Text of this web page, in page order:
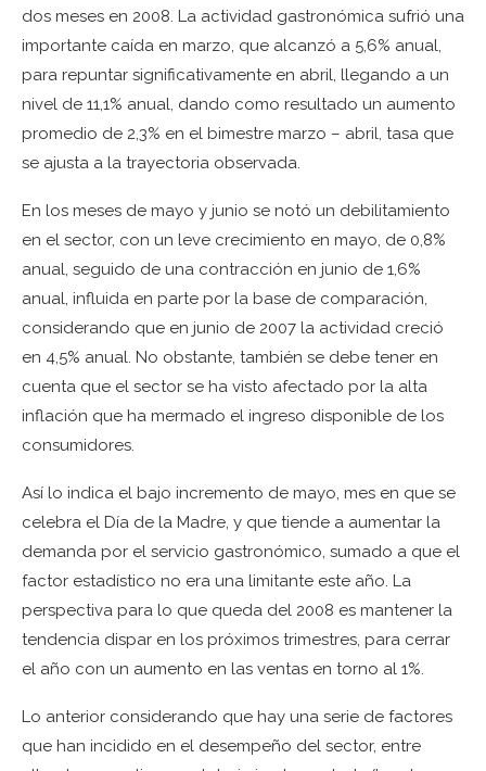
dos meses en 2008. La actividad gastronómica sufrió una
importante caída en marzo, que alcanzó a 5,6% anual,
para repuntar significativamente en abril, llegando a un
nivel de 11,1% anual, dando como resultado un aumento
promedio de 2,3% en el bimestre marzo – abril, tasa que
se ajusta a la trayectoria observada.
En los meses de mayo y junio se notó un debilitamiento
en el sector, con un leve crecimiento en mayo, de 0,8%
anual, seguido de una contracción en junio de 1,6%
anual, influida en parte por la base de comparación,
considerando que en junio de 2007 la actividad creció
en 4,5% anual. No obstante, también se debe tener en
cuenta que el sector se ha visto afectado por la alta
inflación que ha mermado el ingreso disponible de los
consumidores.
Así lo indica el bajo incremento de mayo, mes en que se
celebra el Día de la Madre, y que tiende a aumentar la
demanda por el servicio gastronómico, sumado a que el
factor estadístico no era una limitante este año. La
perspectiva para lo que queda del 2008 es mantener la
tendencia dispar en los próximos trimestres, para cerrar
el año con un aumento en las ventas en torno al 1%.
Lo anterior considerando que hay una serie de factores
que han incidido en el desempeño del sector, entre